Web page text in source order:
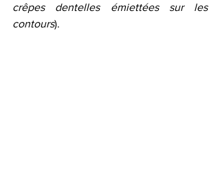
crêpes dentelles émiettées sur les
contours).